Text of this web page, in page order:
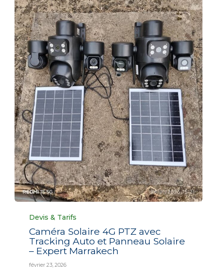
Category
Devis & Tarifs
Caméra Solaire 4G PTZ avec
Tracking Auto et Panneau Solaire
– Expert Marrakech
février 23, 2026